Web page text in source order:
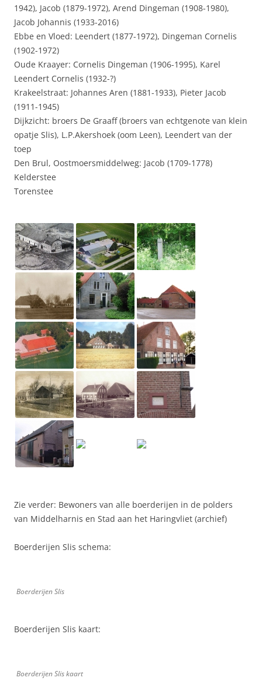
1942), Jacob (1879-1972), Arend Dingeman (1908-1980),
Jacob Johannis (1933-2016)
Ebbe en Vloed: Leendert (1877-1972), Dingeman Cornelis
(1902-1972)
Oude Kraayer: Cornelis Dingeman (1906-1995), Karel
Leendert Cornelis (1932-?)
Krakeelstraat: Johannes Aren (1881-1933), Pieter Jacob
(1911-1945)
Dijkzicht: broers De Graaff (broers van echtgenote van klein
opatje Slis), L.P.Akershoek (oom Leen), Leendert van der
toep
Den Brul, Oostmoersmiddelweg: Jacob (1709-1778)
Kelderstee
Torenstee
Zie verder: Bewoners van alle boerderijen in de polders
van Middelharnis en Stad aan het Haringvliet (archief)
Boerderijen Slis schema:
Boerderijen Slis
Boerderijen Slis kaart:
Boerderijen Slis kaart